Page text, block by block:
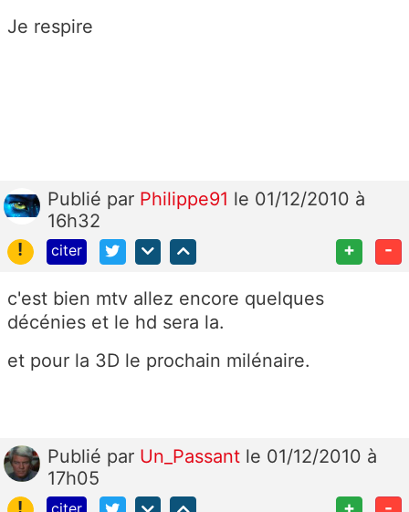
Je respire
Publié par Philippe91 le 01/12/2010 à
16h32
!
citer + -
c'est bien mtv allez encore quelques
décénies et le hd sera la.
et pour la 3D le prochain milénaire.
Publié par Un_Passant le 01/12/2010 à
17h05